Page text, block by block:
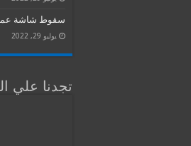
سقوط شاشة
يوليو 29, 2022
تجدنا علي